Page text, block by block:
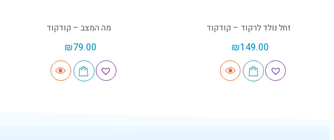
זחל נולד לרקוד – קודקוד
₪149.00
מה המצב – קודקוד
₪79.00